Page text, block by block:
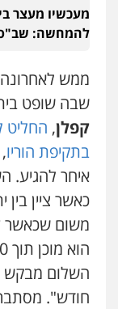
מעכשיו מעצר
להמחשה:
ממש
שבה שופט
קפלן,
בתקיפת הוריו
איחר להגיע.
כאשר ציין
משום שכאשר
השלום מבקש
חודש". מסתבר